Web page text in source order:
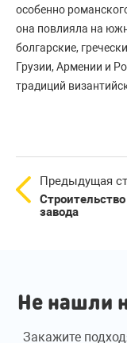
особенно
она повлияла на
болгарские,
Грузии, Армении и
традиций
Предыдущая
Строительство
завода
Не нашли
Закажите